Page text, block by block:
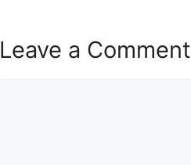
Leave a Comment